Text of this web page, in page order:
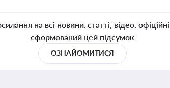
на всі новини, статті, відео,
сформований цей підсумок
ОЗНАЙОМИТИСЯ